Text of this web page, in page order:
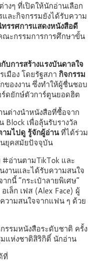
งๆ ที่เปิดให้นักอ่านเลือก
ละกิจกรรมยังได้รับความ
รรศการแสดงหนังสือดี
ณะกรรมการการศึกษาขั้น
บการสร้างแรงบันดาลใจ
มือง โดยรัฐสภา กิจกรรม
ของงาน ซึ่งทำให้ผู้ชื่นชอบ
ดยักษ์ตัวการ์ตูนยอดฮิต
ต่างนำหนังสือที่ซื้อจาก
เพื่อลุ้นรับรางวัล
มไปดู รู้จักผู้อ่านที่ได้ร่วม
นยุคสมัยปัจจุบัน
อ่านตามTikTok และ
งานและได้รับความสนใจ
กนี้ “กระเป๋าลายพิเศษ”
ล็ก เฟส (Alex Face) ผู้
วามสนใจจากแฟน ๆ ด้วย
รรมหนังสือระดับชาติ ครั้ง
แห่งชาติสิริกิติ์ นักอ่าน
ที่